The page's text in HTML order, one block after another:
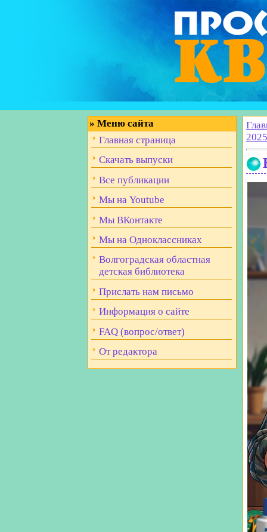
» Меню сайта
Главная страница
Скачать выпуски
Все публикации
Мы на Youtube
Мы ВКонтакте
Мы на Одноклассниках
Волгоградская областная
детская библиотека
Прислать нам письмо
Информация о сайте
FAQ (вопрос/ответ)
От редактора